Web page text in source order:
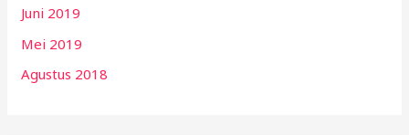
Juni 2019
Mei 2019
Agustus 2018